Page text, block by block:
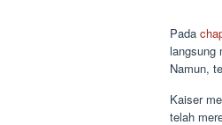
Pada
langsung
Namun,
Kaiser
telah